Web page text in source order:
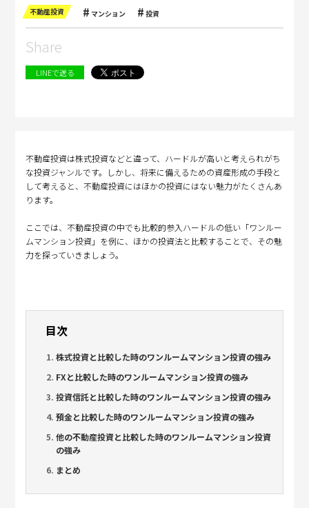
不動産投資 マンション 投資
Share
LINEで送る
不動産投資は株式投資などと違って、ハードルが高いと考えられがち
な投資ジャンルです。しかし、将来に備えるための資産形成の手段と
して考えると、不動産投資にはほかの投資にはない魅力がたくさんあ
ります。
ここでは、不動産投資の中でも比較的参入ハードルの低い「ワンルー
ムマンション投資」を例に、ほかの投資法と比較することで、その魅
力を探っていきましょう。
目次
株式投資と比較した時のワンルームマンション投資の強み
FXと比較した時のワンルームマンション投資の強み
投資信託と比較した時のワンルームマンション投資の強み
預金と比較した時のワンルームマンション投資の強み
他の不動産投資と比較した時のワンルームマンション投資
の強み
まとめ